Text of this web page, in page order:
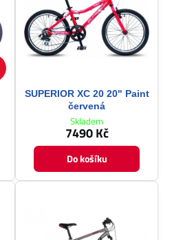
SUPERIOR XC 20 20" Paint
červená
Skladem
7490 Kč
Do košíku